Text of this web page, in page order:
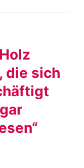
die sich